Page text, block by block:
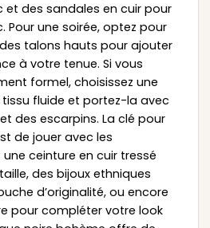
des sandales en cuir pour
Pour une soirée, optez pour
talons hauts pour ajouter
à votre tenue. Si vous
formel, choisissez une
fluide et portez-la avec
des escarpins. La clé pour
de jouer avec les
ceinture en cuir tressé
des bijoux ethniques
d’originalité, ou encore
pour compléter votre look